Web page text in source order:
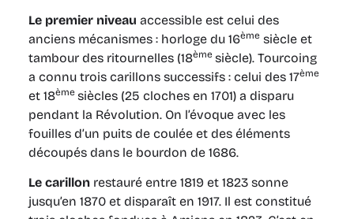
Le premier niveau accessible est celui des
anciens mécanismes : horloge du 16ème siècle et
tambour des ritournelles (18ème siècle). Tourcoing
a connu trois carillons successifs : celui des 17ème
et 18ème siècles (25 cloches en 1701) a disparu
pendant la Révolution. On l’évoque avec les
fouilles d’un puits de coulée et des éléments
découpés dans le bourdon de 1686.
Le carillon restauré entre 1819 et 1823 sonne
jusqu’en 1870 et disparaît en 1917. Il est constitué